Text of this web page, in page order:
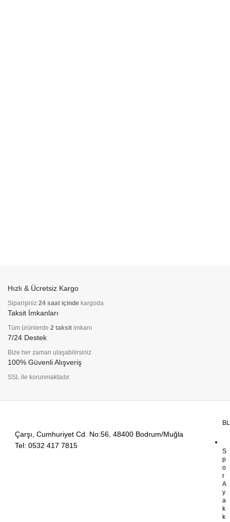
Hızlı & Ücretsiz Kargo
Siparişiniz 24 saat içinde kargoda
Taksit İmkanları
Tüm ürünlerde 2 taksit imkanı
7/24 Destek
Bize her zaman ulaşabilirsiniz
100% Güvenli Alışveriş
SSL ile korunmaktadır.
Çarşı, Cumhuriyet Cd. No:56, 48400 Bodrum/Muğla
Tel: 0532 417 7815
S
p
o
r
A
y
a
k
k